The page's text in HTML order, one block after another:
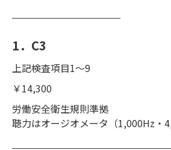
1．C3
上記検査項目1～9
￥14,300
労働安全衛生規則準拠
聴力はオージオメータ（1,000Hz・